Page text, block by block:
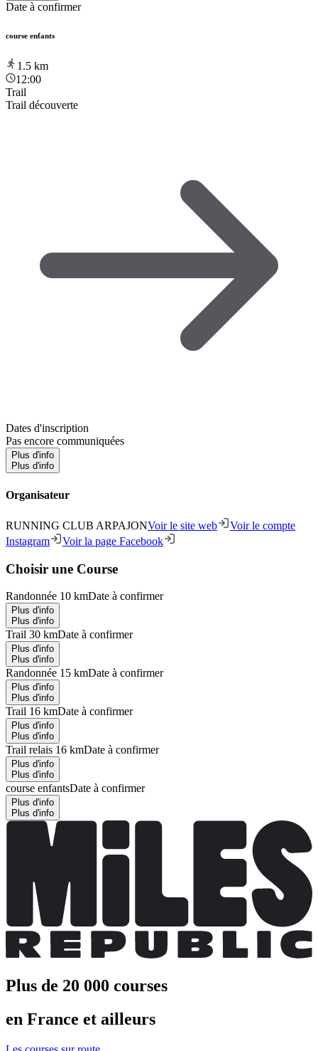
Date à confirmer
course enfants
1.5 km
12:00
Trail
Trail découverte
Dates d'inscription
Pas encore communiquées
Plus d'info
Plus d'info
Organisateur
RUNNING CLUB ARPAJONVoir le site web
Voir le compte
Instagram
Voir la page Facebook
Choisir une Course
Randonnée 10 kmDate à confirmer
Plus d'info
Plus d'info
Trail 30 kmDate à confirmer
Plus d'info
Plus d'info
Randonnée 15 kmDate à confirmer
Plus d'info
Plus d'info
Trail 16 kmDate à confirmer
Plus d'info
Plus d'info
Trail relais 16 kmDate à confirmer
Plus d'info
Plus d'info
course enfantsDate à confirmer
Plus d'info
Plus d'info
Plus de 20 000 courses
en France et ailleurs